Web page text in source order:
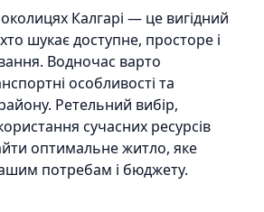
Калгарі — це вигідний
шукає доступне, просторе і
Водночас варто
особливості та
Ретельний вибір,
сучасних ресурсів
оптимальне житло, яке
потребам і бюджету.